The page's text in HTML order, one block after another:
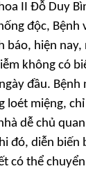
II Đỗ Duy
độc, Bệnh
báo, hiện
không có
đầu. Bệnh
loét miệng,
dễ chủ
đó, diễn biến
có thể